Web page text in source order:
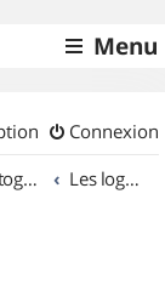
Menu
Connexion
Cartographie et GPS Les logiciels